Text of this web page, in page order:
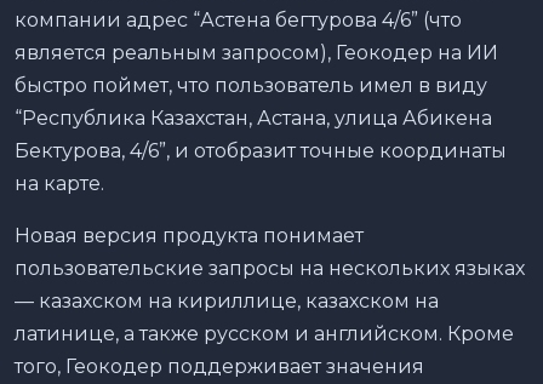
компании адрес “Астена бегтурова 4/6” (что
является реальным запросом), Геокодер на ИИ
быстро поймет, что пользователь имел в виду
“Республика Казахстан, Астана, улица Абикена
Бектурова, 4/6”, и отобразит точные координаты
на карте.
Новая версия продукта понимает
пользовательские запросы на нескольких языках
— казахском на кириллице, казахском на
латинице, а также русском и английском. Кроме
того, Геокодер поддерживает значения